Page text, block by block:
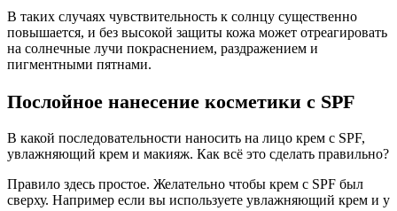
В таких случаях чувствительность к солнцу существенно
повышается, и без высокой защиты кожа может отреагировать
на солнечные лучи покраснением, раздражением и
пигментными пятнами.
Послойное нанесение косметики с SPF
В какой последовательности наносить на лицо крем с SPF,
увлажняющий крем и макияж. Как всё это сделать правильно?
Правило здесь простое. Желательно чтобы крем с SPF был
сверху. Например если вы используете увлажняющий крем и у